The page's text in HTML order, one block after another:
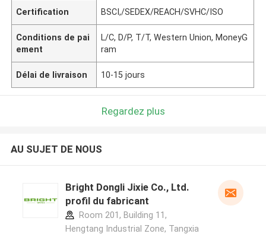
Certification BSCI,/SEDEX/REACH/SVHC/ISO
Conditions de pai
ement
L/C, D/P, T/T, Western Union, MoneyG
ram
Délai de livraison 10-15 jours
Regardez plus
AU SUJET DE NOUS
Bright Dongli Jixie Co., Ltd.
profil du fabricant
Room 201, Building 11,
Hengtang Industrial Zone, Tangxia